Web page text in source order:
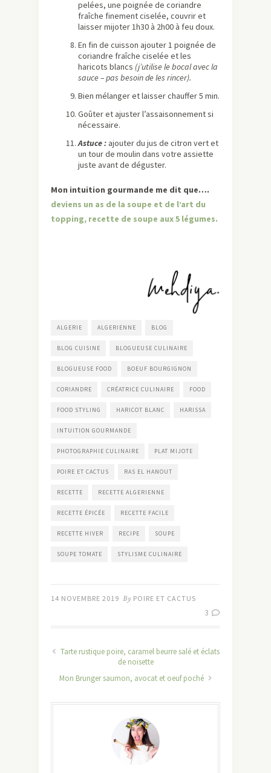
pelées, une poignée de coriandre
fraîche finement ciselée, couvrir et
laisser mijoter 1h30 à 2h00 à feu doux.
En fin de cuisson ajouter 1 poignée de
coriandre fraîche ciselée et les
haricots blancs (j’utilise le bocal avec la
sauce – pas besoin de les rincer).
Bien mélanger et laisser chauffer 5 min.
Goûter et ajuster l’assaisonnement si
nécessaire.
Astuce : ajouter du jus de citron vert et
un tour de moulin dans votre assiette
juste avant de déguster.
Mon intuition gourmande me dit que….
deviens un as de la soupe et de l’art du
topping, recette de soupe aux 5 légumes.
ALGERIE ALGERIENNE BLOG
BLOG CUISINE BLOGUEUSE CULINAIRE
BLOGUEUSE FOOD BOEUF BOURGIGNON
CORIANDRE CRÉATRICE CULINAIRE FOOD
FOOD STYLING HARICOT BLANC HARISSA
INTUITION GOURMANDE
PHOTOGRAPHIE CULINAIRE PLAT MIJOTE
POIRE ET CACTUS RAS EL HANOUT
RECETTE RECETTE ALGERIENNE
RECETTE ÉPICÉE RECETTE FACILE
RECETTE HIVER RECIPE SOUPE
SOUPE TOMATE STYLISME CULINAIRE
14 NOVEMBRE 2019 By POIRE ET CACTUS
3
Tarte rustique poire, caramel beurre salé et éclats
de noisette
Mon Brunger saumon, avocat et oeuf poché